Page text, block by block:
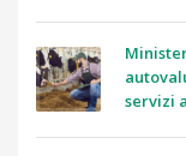
servizi